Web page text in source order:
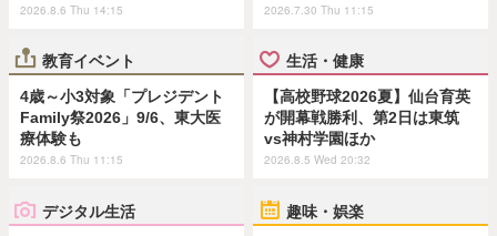
2026.8.6 Thu 14:15 2026.7.30 Thu 11:15
教育イベント
4歳～小3対象「プレジデント
Family祭2026」9/6、東大医
療体験も
2026.8.6 Thu 11:15
生活・健康
【高校野球2026夏】仙台育英
が開幕戦勝利、第2日は東筑
vs神村学園ほか
2026.8.5 Wed 20:32
デジタル生活 趣味・娯楽